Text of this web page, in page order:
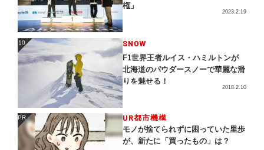
権」
2023.2.19
10 SNOW
F1世界王者ルイス・ハミルトンが
北海道のパウダースノーで華麗な滑
りを魅せる！
2018.2.10
PR UR都市機構
モノが捨てられずに困っていた里歩
が、新たに「買ったもの」は？